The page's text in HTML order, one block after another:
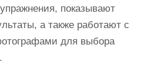
показывают
а также работают с
для выбора